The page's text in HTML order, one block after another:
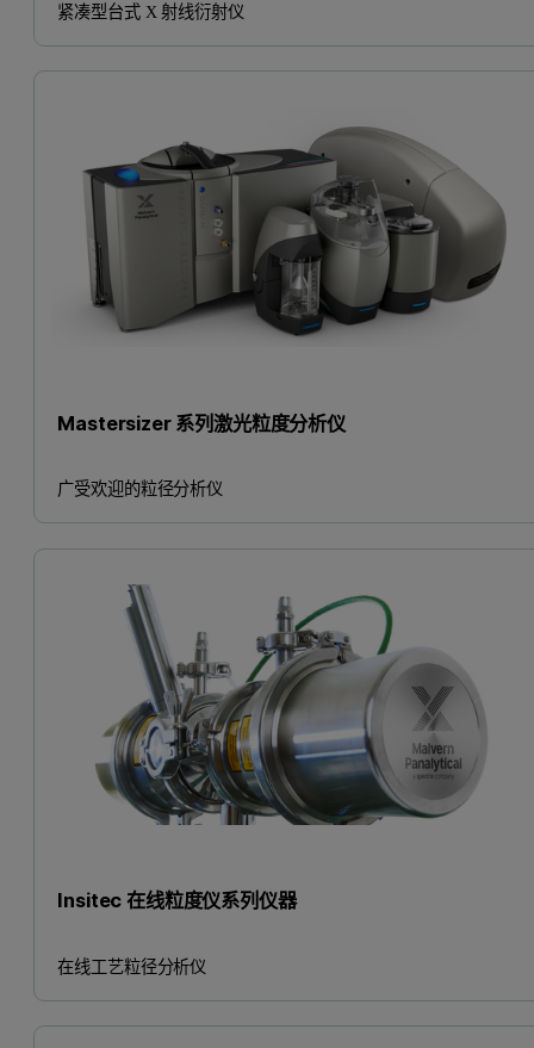
紧凑型台式 X 射线衍射仪
Mastersizer 系列激光粒度分析仪
广受欢迎的粒径分析仪
Insitec 在线粒度仪系列仪器
在线工艺粒径分析仪